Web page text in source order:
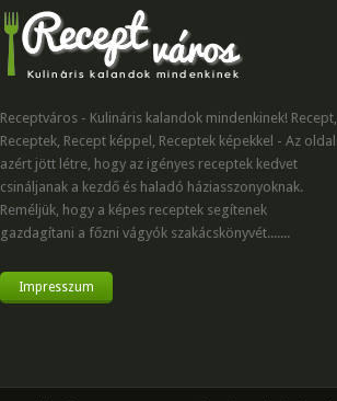
Receptváros - Kulináris kalandok mindenkinek! Recept,
Receptek, Recept képpel, Receptek képekkel - Az oldal
azért jött létre, hogy az igényes receptek kedvet
csináljanak a kezdő és haladó háziasszonyoknak.
Reméljük, hogy a képes receptek segítenek
gazdagítani a főzni vágyók szakácskönyvét.......
Impresszum